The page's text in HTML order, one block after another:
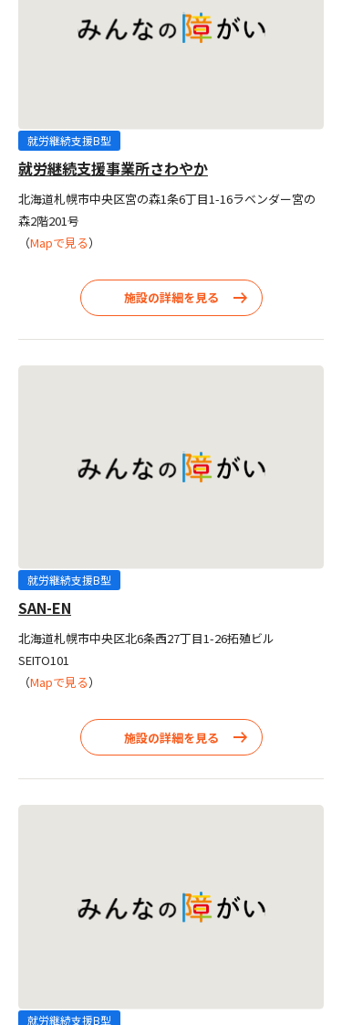
就労継続支援B型
就労継続支援事業所さわやか
北海道札幌市中央区宮の森1条6丁目1-16ラベンダー宮の
森2階201号
（Mapで見る）
施設の詳細を見る
就労継続支援B型
SAN-EN
北海道札幌市中央区北6条西27丁目1-26拓殖ビル
SEITO101
（Mapで見る）
施設の詳細を見る
就労継続支援B型